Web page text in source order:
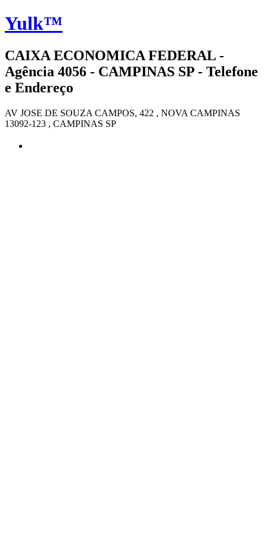
Yulk™
CAIXA ECONOMICA FEDERAL -
Agência 4056 - CAMPINAS SP - Telefone
e Endereço
AV JOSE DE SOUZA CAMPOS, 422 , NOVA CAMPINAS
13092-123 , CAMPINAS SP